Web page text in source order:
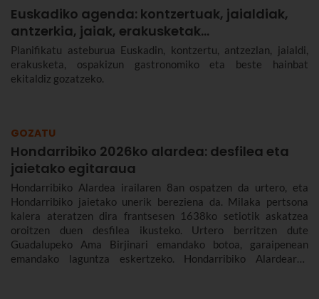
Euskadiko agenda: kontzertuak, jaialdiak,
antzerkia, jaiak, erakusketak…
Planifikatu asteburua Euskadin, kontzertu, antzezlan, jaialdi,
erakusketa, ospakizun gastronomiko eta beste hainbat
ekitaldiz gozatzeko.
GOZATU
Hondarribiko 2026ko alardea: desfilea eta
jaietako egitaraua
Hondarribiko Alardea irailaren 8an ospatzen da urtero, eta
Hondarribiko jaietako unerik bereziena da. Milaka pertsona
kalera ateratzen dira frantsesen 1638ko setiotik askatzea
oroitzen duen desfilea ikusteko. Urtero berritzen dute
Guadalupeko Ama Birjinari emandako botoa, garaipenean
emandako laguntza eskertzeko. Hondarribiko Alardearen